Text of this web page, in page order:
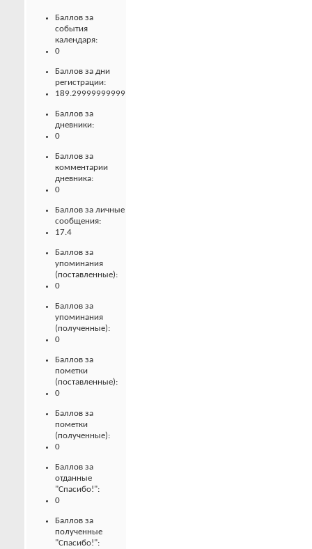
Баллов за
события
календаря:
0
Баллов за дни
регистрации:
189.29999999999
Баллов за
дневники:
0
Баллов за
комментарии
дневника:
0
Баллов за личные
сообщения:
17.4
Баллов за
упоминания
(поставленные):
0
Баллов за
упоминания
(полученные):
0
Баллов за
пометки
(поставленные):
0
Баллов за
пометки
(полученные):
0
Баллов за
отданные
"Спасибо!":
0
Баллов за
полученные
"Спасибо!":